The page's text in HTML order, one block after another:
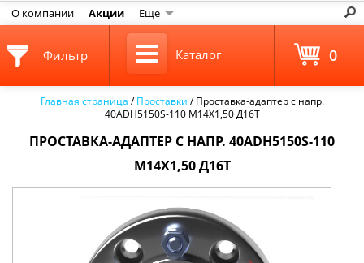
О компании Акции Еще
Главная страница /Проставки /Проставка-адаптер с напр.
40ADH5150S-110 М14Х1,50 Д16Т
ПРОСТАВКА-АДАПТЕР С НАПР. 40ADH5150S-110
М14Х1,50 Д16Т
Фильтр Каталог 0